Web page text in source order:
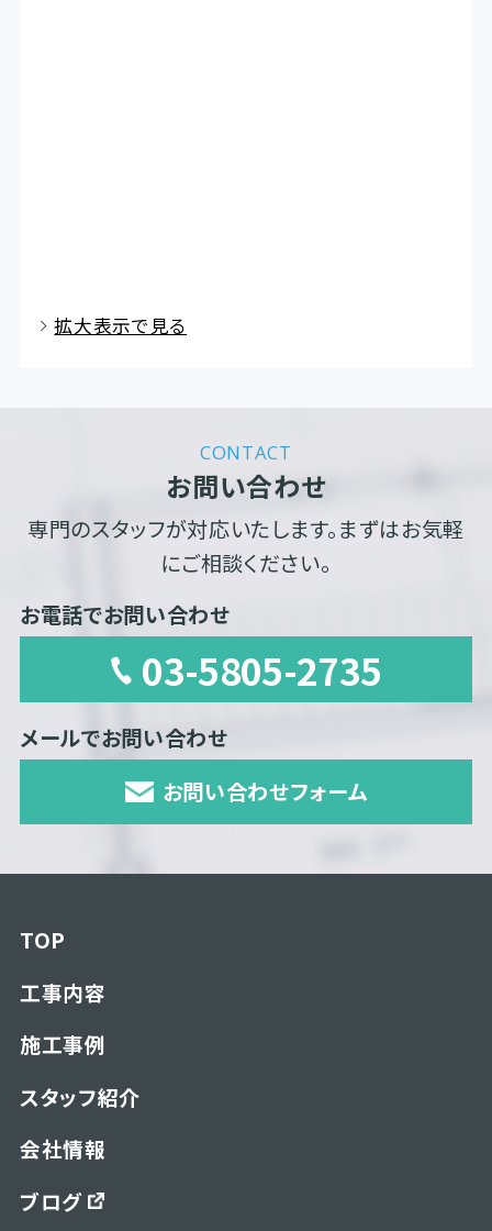
拡大表示で見る
CONTACT
お問い合わせ
専門のスタッフが対応いたします。まずはお気軽
にご相談ください。
お電話でお問い合わせ
03-5805-2735
メールでお問い合わせ
お問い合わせフォーム
TOP
工事内容
施工事例
スタッフ紹介
会社情報
ブログ